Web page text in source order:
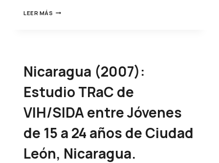
LEER MÁS
Nicaragua (2007):
Estudio TRaC de
VIH/SIDA entre Jóvenes
de 15 a 24 años de Ciudad
León, Nicaragua.